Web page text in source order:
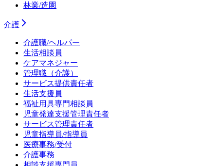
林業/造園
介護
介護職/ヘルパー
生活相談員
ケアマネジャー
管理職（介護）
サービス提供責任者
生活支援員
福祉用具専門相談員
児童発達支援管理責任者
サービス管理責任者
児童指導員/指導員
医療事務/受付
介護事務